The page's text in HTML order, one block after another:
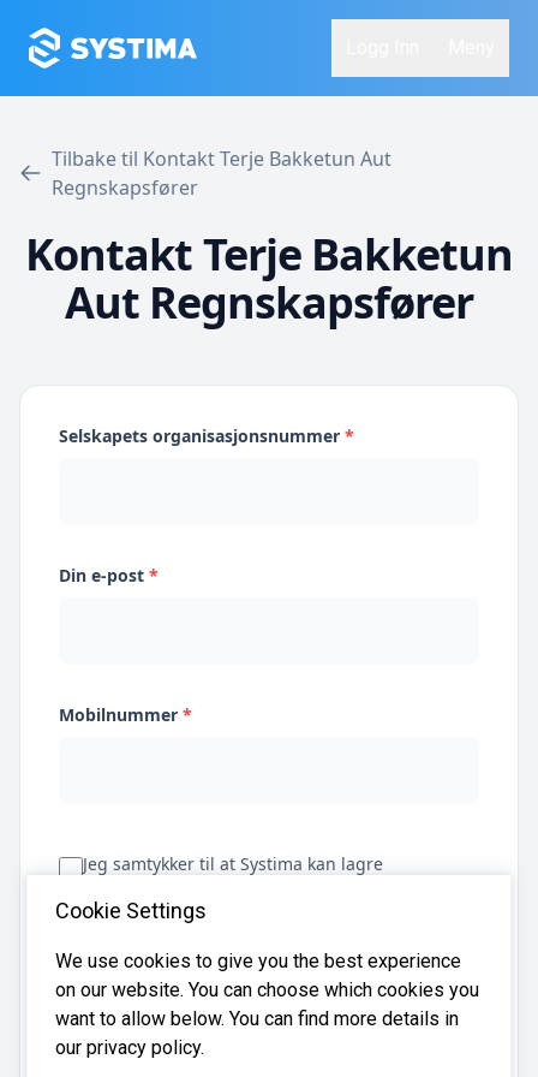
Tilbake til Kontakt Terje Bakketun Aut
Regnskapsfører
Kontakt Terje Bakketun
Aut Regnskapsfører
Selskapets organisasjonsnummer *
Din e-post *
Mobilnummer *
Jeg samtykker til at Systima kan lagre
regnskapsbyråer for å hjelpe meg å finne
Få tilbud
Cookie Settings
We use cookies to give you the best experience
on our website. You can choose which cookies you
want to allow below. You can find more details in
our privacy policy.